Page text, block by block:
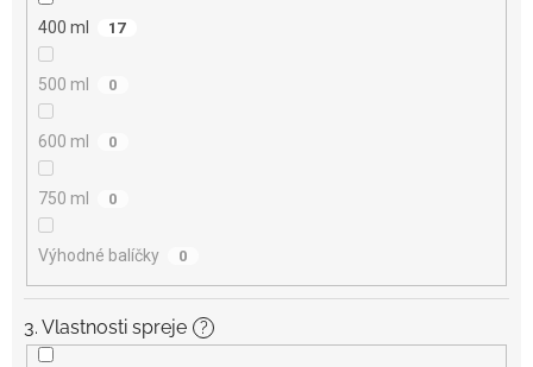
400 ml 17
500 ml 0
600 ml 0
750 ml 0
Výhodné balíčky 0
3. Vlastnosti spreje ?